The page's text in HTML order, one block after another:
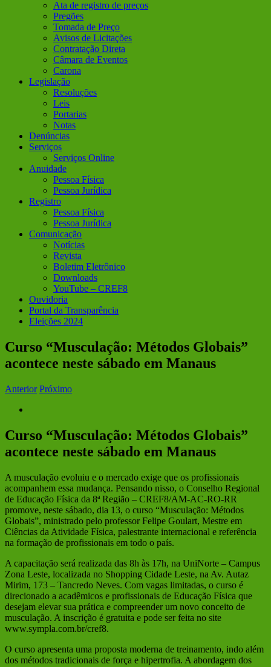
Ata de registro de preços
Pregões
Tomada de Preço
Avisos de Licitações
Contratação Direta
Câmara de Eventos
Carona
Legislação
Resoluções
Leis
Portarias
Notas
Denúncias
Serviços
Serviços Online
Anuidade
Pessoa Física
Pessoa Jurídica
Registro
Pessoa Física
Pessoa Jurídica
Comunicação
Notícias
Revista
Boletim Eletrônico
Downloads
YouTube – CREF8
Ouvidoria
Portal da Transparência
Eleições 2024
Curso “Musculação: Métodos Globais”
acontece neste sábado em Manaus
Anterior Próximo
Image
Curso “Musculação: Métodos Globais”
acontece neste sábado em Manaus
A musculação evoluiu e o mercado exige que os profissionais
acompanhem essa mudança. Pensando nisso, o Conselho Regional
de Educação Física da 8ª Região – CREF8/AM-AC-RO-RR
promove, neste sábado, dia 13, o curso “Musculação: Métodos
Globais”, ministrado pelo professor Felipe Goulart, Mestre em
Ciências da Atividade Física, palestrante internacional e referência
na formação de profissionais em todo o país.
A capacitação será realizada das 8h às 17h, na UniNorte – Campus
Zona Leste, localizada no Shopping Cidade Leste, na Av. Autaz
Mirim, 173 – Tancredo Neves. Com vagas limitadas, o curso é
direcionado a acadêmicos e profissionais de Educação Física que
desejam elevar sua prática e compreender um novo conceito de
musculação. A inscrição é gratuita e pode ser feita no site
www.sympla.com.br/cref8.
O curso apresenta uma proposta moderna de treinamento, indo além
dos métodos tradicionais de força e hipertrofia. A abordagem dos